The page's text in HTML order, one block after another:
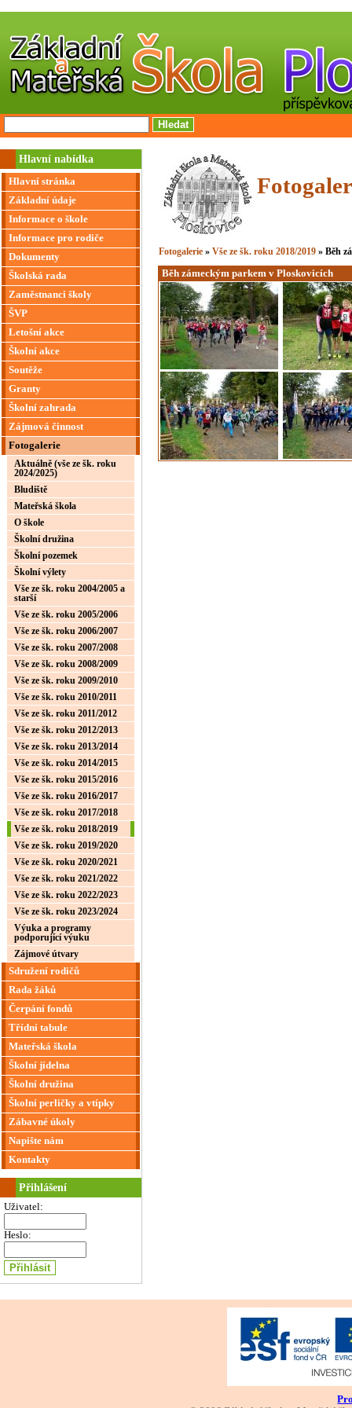
Hlavní nabídka
Hlavní stránka
Základní údaje
Informace o škole
Informace pro rodiče
Dokumenty
Školská rada
Zaměstnanci školy
ŠVP
Letošní akce
Školní akce
Soutěže
Granty
Školní zahrada
Zájmová činnost
Fotogalerie
Aktuálně (vše ze šk. roku
2024/2025)
Bludiště
Mateřská škola
O škole
Školní družina
Školní pozemek
Školní výlety
Vše ze šk. roku 2004/2005 a
starší
Vše ze šk. roku 2005/2006
Vše ze šk. roku 2006/2007
Vše ze šk. roku 2007/2008
Vše ze šk. roku 2008/2009
Vše ze šk. roku 2009/2010
Vše ze šk. roku 2010/2011
Vše ze šk. roku 2011/2012
Vše ze šk. roku 2012/2013
Vše ze šk. roku 2013/2014
Vše ze šk. roku 2014/2015
Vše ze šk. roku 2015/2016
Vše ze šk. roku 2016/2017
Vše ze šk. roku 2017/2018
Vše ze šk. roku 2018/2019
Vše ze šk. roku 2019/2020
Vše ze šk. roku 2020/2021
Vše ze šk. roku 2021/2022
Vše ze šk. roku 2022/2023
Vše ze šk. roku 2023/2024
Výuka a programy
podporující výuku
Zájmové útvary
Sdružení rodičů
Rada žáků
Čerpání fondů
Třídní tabule
Mateřská škola
Školní jídelna
Školní družina
Školní perličky a vtípky
Zábavné úkoly
Napište nám
Kontakty
Přihlášení
Uživatel:
Heslo:
Fotogalerie »Vše ze šk. roku 2018/2019 » Běh
Běh zámeckým parkem v Ploskovicích